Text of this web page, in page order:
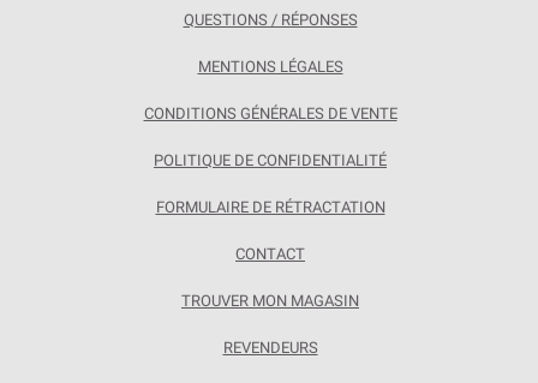
QUESTIONS / RÉPONSES
MENTIONS LÉGALES
CONDITIONS GÉNÉRALES DE VENTE
POLITIQUE DE CONFIDENTIALITÉ
FORMULAIRE DE RÉTRACTATION
CONTACT
TROUVER MON MAGASIN
REVENDEURS